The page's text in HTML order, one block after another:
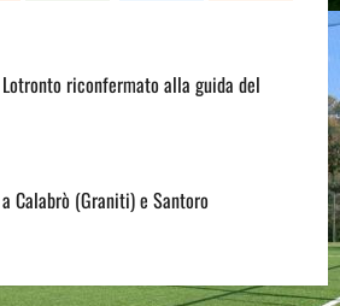
riconfermato alla guida del
Calabrò (Graniti) e Santoro